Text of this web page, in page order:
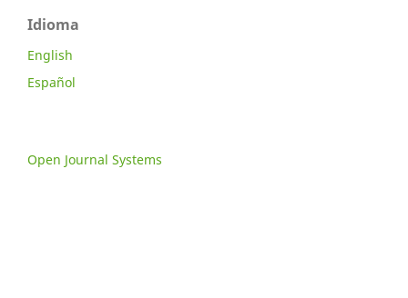
Idioma
English
Español
Open Journal Systems